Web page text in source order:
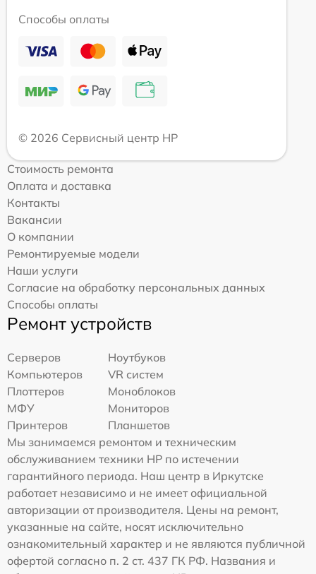
Способы оплаты
© 2026 Сервисный центр HP
Стоимость ремонта
Оплата и доставка
Контакты
Вакансии
О компании
Ремонтируемые модели
Наши услуги
Согласие на обработку персональных данных
Способы оплаты
Ремонт устройств
Серверов
Ноутбуков
Компьютеров
VR систем
Плоттеров
Моноблоков
МФУ
Мониторов
Принтеров
Планшетов
Мы занимаемся ремонтом и техническим
обслуживанием техники HP по истечении
гарантийного периода. Наш центр в Иркутске
работает независимо и не имеет официальной
авторизации от производителя. Цены на ремонт,
указанные на сайте, носят исключительно
ознакомительный характер и не являются публичной
офертой согласно п. 2 ст. 437 ГК РФ. Названия и